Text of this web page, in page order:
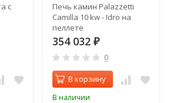
с
Печь камин Palazzetti
Camilla 10 kw - Idro на
пеллете
354 032 ₽
0
В корзину
В наличии